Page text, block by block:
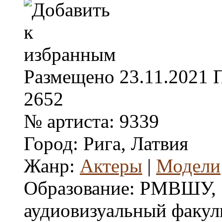
Размещено 23.11.2021
2652
№ артиста: 9339
Город: Рига, Латвия
Жанр: Актеры | Модели
Образование: РМВШУ,
аудиовизуальный